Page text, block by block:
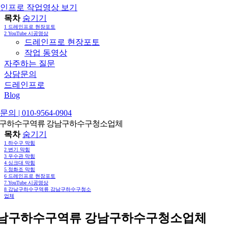
프로 작업영상 보기
목차 숨기기
1 드레인프로 현장포토
2 YouTube 시공영상
드레인프로 현장포토
작업 동영상
자주하는 질문
상담문의
드레인프로
Blog
의 | 010-9564-0904
하수구역류 강남구하수구청소업체
목차 숨기기
1 하수구 막힘
2 변기 막힘
3 우수관 막힘
4 싱크대 막힘
5 정화조 막힘
6 드레인프로 현장포토
7 YouTube 시공영상
8 강남구하수구역류 강남구하수구청소
업체
구하수구역류 강남구하수구청소업체